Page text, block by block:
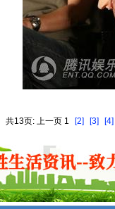
共13页: 上一页 1 [2] [3] [4]